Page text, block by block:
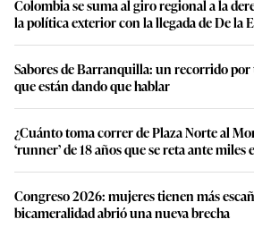
Colombia se suma al giro regional a la
la política exterior con la llegada de De la
Sabores de Barranquilla: un recorrido
que están dando que hablar
¿Cuánto toma correr de Plaza Norte al
‘runner’ de 18 años que se reta ante miles
Congreso 2026: mujeres tienen más
bicameralidad abrió una nueva brecha